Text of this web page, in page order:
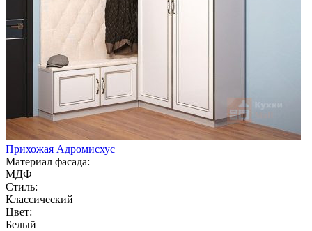
Прихожая Адромисхус
Материал фасада:
МДФ
Стиль:
Классический
Цвет:
Белый